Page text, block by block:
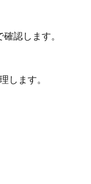
認します。
します。